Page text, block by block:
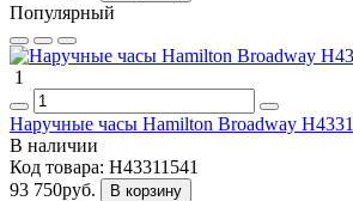
Популярный
1
Наручные часы Hamilton Broadway
В наличии
Код товара: H43311541
93 750руб.
В корзину